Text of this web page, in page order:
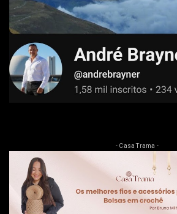
- Casa Trama -